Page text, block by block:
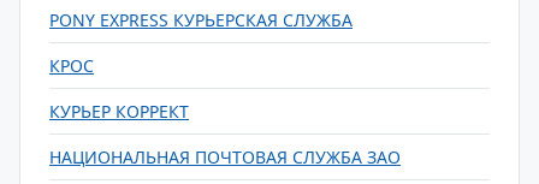
PONY EXPRESS КУРЬЕРСКАЯ СЛУЖБА
КРОС
КУРЬЕР КОРРЕКТ
НАЦИОНАЛЬНАЯ ПОЧТОВАЯ СЛУЖБА ЗАО